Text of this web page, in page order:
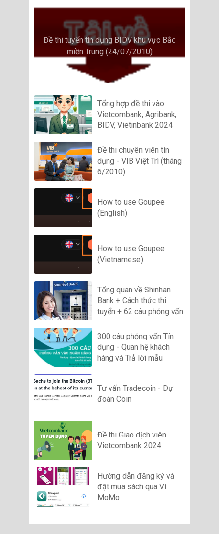
Đề thi tuyển tín dụng BIDV khu vực Bắc
miền Trung (24/07/2010)
Tổng hợp đề thi vào
Vietcombank, Agribank,
BIDV, Vietinbank 2024
Đề thi chuyên viên tín
dụng - VIB Việt Trì (tháng
6/2010)
How to use Goupee
(English)
How to use Goupee
(Vietnamese)
Tổng quan về Shinhan
Bank + Cách thức thi
tuyển + 62 câu phỏng vấn
300 câu phỏng vấn Tín
dụng - Quan hệ khách
hàng và Trả lời mẫu
Tư vấn Tradecoin - Dự
đoán Coin
Đề thi Giao dịch viên
Vietcombank 2024
Hướng dẫn đăng ký và
đặt mua sách qua Ví
MoMo